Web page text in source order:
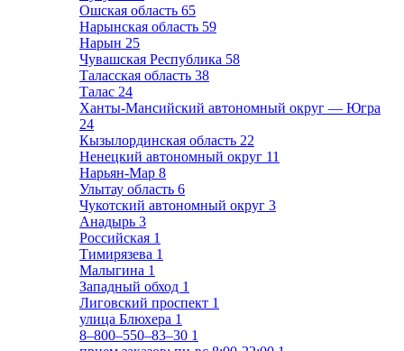
Ошская область 65
Нарынская область 59
Нарын 25
Чувашская Республика 58
Таласская область 38
Талас 24
Ханты-Мансийский автономный округ — Югра
24
Кызылординская область 22
Ненецкий автономный округ 11
Нарьян-Мар 8
Улытау область 6
Чукотский автономный округ 3
Анадырь 3
Российская 1
Тимирязева 1
Малыгина 1
Западный обход 1
Лиговский проспект 1
улица Блюхера 1
8‒800‒550‒83‒30 1